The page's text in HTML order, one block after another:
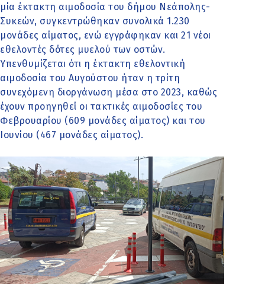
μία έκτακτη αιμοδοσία του δήμου Νεάπολης-
Συκεών, συγκεντρώθηκαν συνολικά 1.230
μονάδες αίματος, ενώ εγγράφηκαν και 21 νέοι
εθελοντές δότες μυελού των οστών.
Υπενθυμίζεται ότι η έκτακτη εθελοντική
αιμοδοσία του Αυγούστου ήταν η τρίτη
συνεχόμενη διοργάνωση μέσα στο 2023, καθώς
έχουν προηγηθεί οι τακτικές αιμοδοσίες του
Φεβρουαρίου (609 μονάδες αίματος) και του
Ιουνίου (467 μονάδες αίματος).